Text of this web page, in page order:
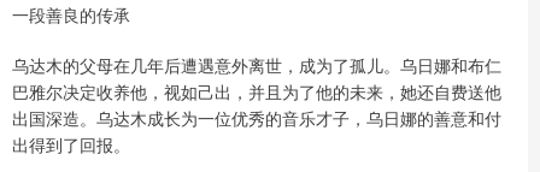
一段善良的传承
乌达木的父母在几年后遭遇意外离世，成为了孤儿。乌日娜和布仁
巴雅尔决定收养他，视如己出，并且为了他的未来，她还自费送他
出国深造。乌达木成长为一位优秀的音乐才子，乌日娜的善意和付
出得到了回报。